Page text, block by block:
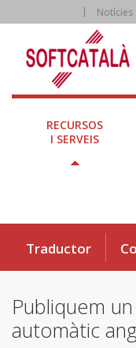
Notícies
RECURSOS
I SERVEIS
Traductor
Publiquem
automàtic